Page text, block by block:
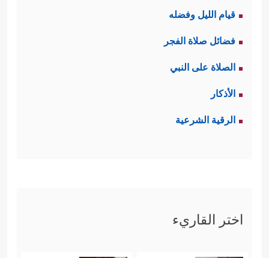
قيام الليل وفضله
فضائل صلاة الفجر
الصلاة على النبي
الأذكار
الرقية الشرعية
اختر القاريء